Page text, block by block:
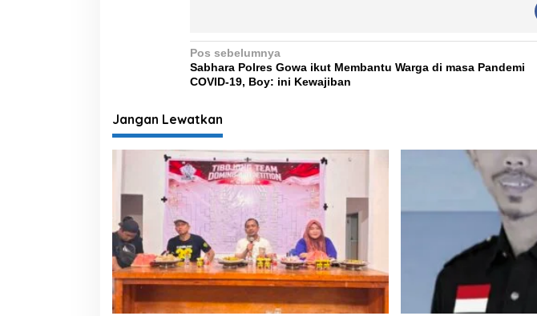
N
a
i
g
a
s
p
o
s
Pos sebelumnya
Sabhara Polres Gowa ikut Membantu Warga di masa Pandemi
COVID-19, Boy: ini Kewajiban
Jangan Lewatkan